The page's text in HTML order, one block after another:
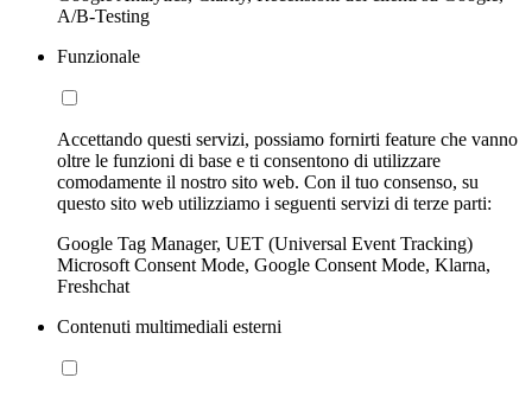
A/B-Testing
Funzionale
Accettando questi servizi, possiamo fornirti feature che vanno
oltre le funzioni di base e ti consentono di utilizzare
comodamente il nostro sito web. Con il tuo consenso, su
questo sito web utilizziamo i seguenti servizi di terze parti:
Google Tag Manager, UET (Universal Event Tracking)
Microsoft Consent Mode, Google Consent Mode, Klarna,
Freshchat
Contenuti multimediali esterni